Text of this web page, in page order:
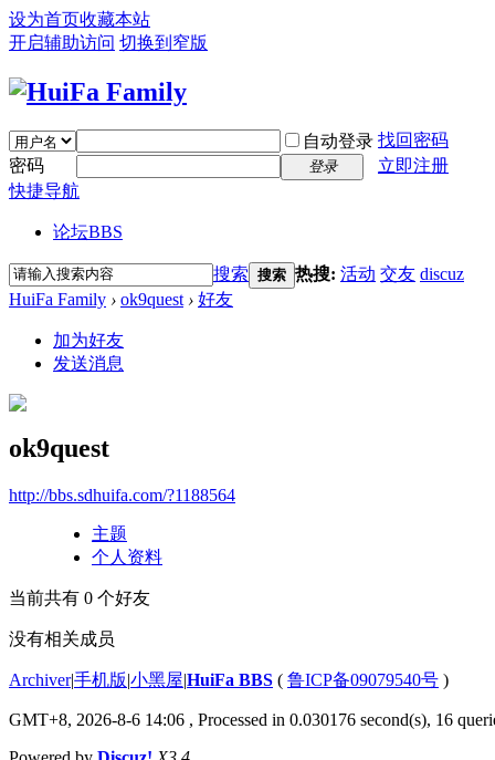
设为首页收藏本站
开启辅助访问 切换到窄版
自动登录 找回密码
密码
登录
立即注册
快捷导航
论坛BBS
搜索 搜索 热搜: 活动 交友 discuz
HuiFa Family › ok9quest › 好友
加为好友
发送消息
ok9quest
http://bbs.sdhuifa.com/?1188564
主题
个人资料
当前共有 0 个好友
没有相关成员
Archiver|手机版|小黑屋|HuiFa BBS ( 鲁ICP备09079540号 )
GMT+8, 2026-8-6 14:06 , Processed in 0.030176 second(s), 16